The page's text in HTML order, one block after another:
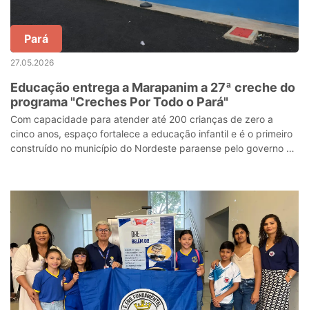
Pará
27.05.2026
Educação entrega a Marapanim a 27ª creche do
programa "Creches Por Todo o Pará"
Com capacidade para atender até 200 crianças de zero a
cinco anos, espaço fortalece a educação infantil e é o primeiro
construído no município do Nordeste paraense pelo governo do